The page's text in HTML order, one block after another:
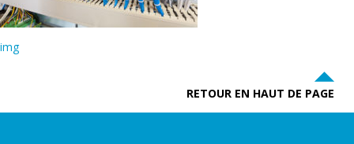
img
RETOUR EN HAUT DE PAGE